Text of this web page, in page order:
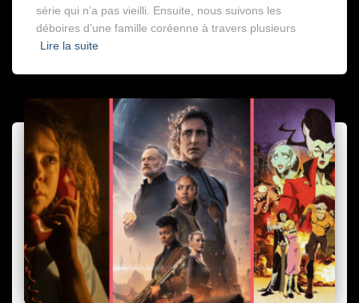
série qui n’a pas vieilli. Ensuite, nous suivons les
déboires d’une famille coréenne à travers plusieurs
Lire la suite